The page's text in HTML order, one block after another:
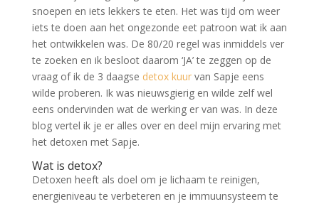
snoepen en iets lekkers te eten. Het was tijd om weer
iets te doen aan het ongezonde eet patroon wat ik aan
het ontwikkelen was. De 80/20 regel was inmiddels ver
te zoeken en ik besloot daarom ‘JA’ te zeggen op de
vraag of ik de 3 daagse detox kuurvan Sapje eens
wilde proberen. Ik was nieuwsgierig en wilde zelf wel
eens ondervinden wat de werking er van was. In deze
blog vertel ik je er alles over en deel mijn ervaring met
het detoxen met Sapje.
Wat is detox?
Detoxen heeft als doel om je lichaam te reinigen,
energieniveau te verbeteren en je immuunsysteem te